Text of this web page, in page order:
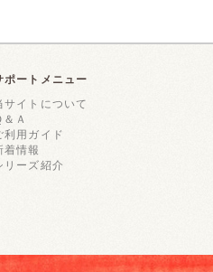
ポートメニュー
サイトについて
＆Ａ
利用ガイド
着情報
リーズ紹介